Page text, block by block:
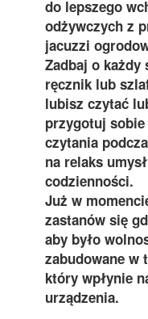
do lepszego
odżywczych z
jacuzzi
Zadbaj o każdy
ręcznik lub
lubisz czytać
przygotuj
czytania
na relaks
codzienności.
Już w
zastanów się
aby było
zabudowane w
który wpłynie
urządzenia.